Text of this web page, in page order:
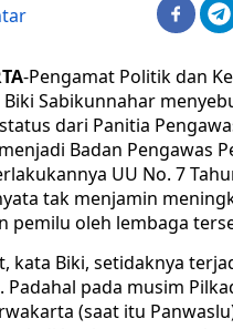
-Pengamat Politik dan
Sabikunnahar
dari Panitia
Badan Pengawas
UU No. 7
tak menjamin
pemilu oleh lembaga
kata Biki, setidaknya
Padahal pada musim
(saat itu